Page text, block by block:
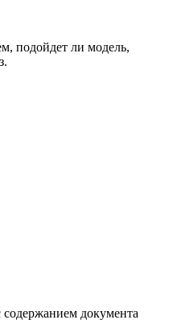
подойдет ли модель,
документа